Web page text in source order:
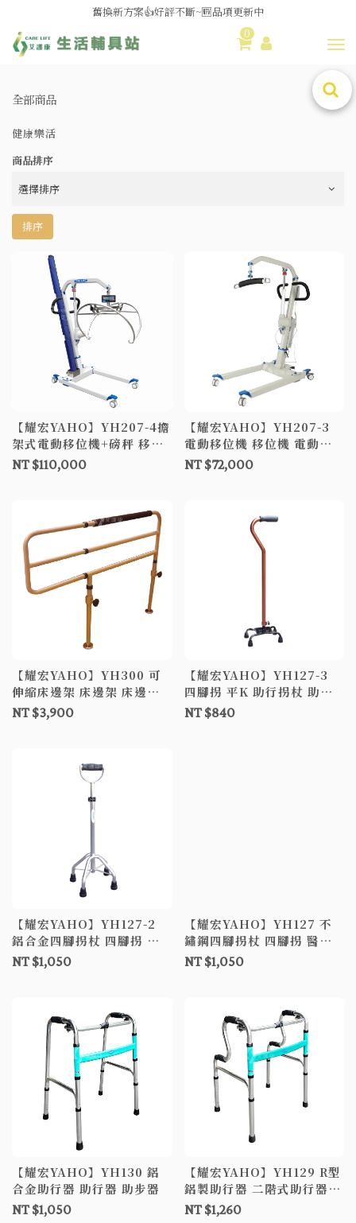
媽媽社團推薦❗歐姆龍NE-U100噴霧器❗躺著噴也👌
舊換新方案👍好評不斷~🆕品項更新中
😆備餐原來可以這麼輕鬆🎌KEWPIE介護食🍱營養均衡
0
全部商品
健康樂活
商品排序
排序
【耀宏YAHO】YH207-4擔
架式電動移位機+磅秤 移位
機 電動移位機 起身輔助器
老人位移機
NT $110,000
【耀宏YAHO】YH207-3
電動移位機 移位機 電動移
位機 起身輔助器 老人位移
NT $72,000
【耀宏YAHO】YH300 可
伸縮床邊架 床邊架 床邊扶
手
NT $3,900
【耀宏YAHO】YH127-3
四腳拐 平K 助行拐杖 助行
器
NT $840
【耀宏YAHO】YH127-2
鋁合金四腳拐杖 四腳拐 醫
療用手杖
NT $1,050
【耀宏YAHO】YH127 不
鏽鋼四腳拐杖 四腳拐 醫療
用手杖
NT $1,050
【耀宏YAHO】YH130 鋁
合金助行器 助行器 助步器
NT $1,050
【耀宏YAHO】YH129 R型
鋁製助行器 二階式助行器
兩段式助行器 助步器
NT $1,260